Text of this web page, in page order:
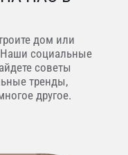
дом или
Наши социальные
советы
тренды,
другое.